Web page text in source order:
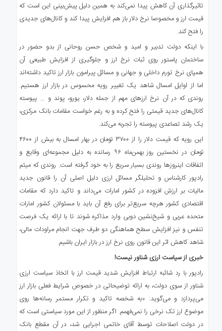
تاثیرگذاری آن کاهش پیدا نمی‌کند به همین دلیل پیش‌بینی این است که
قیمت ارز و مخصوصا نرخ دلار باز هم افزایش پیدا کند و کانال‌های جدیدی
را فتح کند.
با اینکه دولت تدبیر و امید و شخص حسن روحانی از بدو حضور در
ساختمان پاستور روی ثبات نرخ ارز و جلوگیری از افزایش طبیعی آن
همپای نرخ تورم داخلی و جهانی و مسائل پیرامون بازار ارز تاکید داشته‌اند
اما از اوایل امسال شاهد یک تغییر رویه محسوس در بازار ارز هستیم.
روندی که در آن نرخ ارزهای مهم از جمله دلار، یورو، پوند و … پیوسته
کانال‌های جدید قیمتی را فتح کرده و به رغم خواست مقامات بانک مرکزی،
یک رشد تصاعدی پیوسته را تجربه می‌کند.
این رویه که قیمت دلار را از ۳۷۰۰ تومان در بهار امسال به بیش از ۴۶۰۰
تومان در نخستین روز بهمن‌ماه ۹۶ رسانده به دلیل مجموعه‌ای وقایع و
اتفاقات اینروزها روندی بسیار سریع را به خود گرفته است. روندی که میثم
رادپور کارشناس و تحلیلگر مسائل ارزی دلیل اصلی آن را قانون جدید
مالیات بر ارزش افزوده در کشور امارات می‌داند و تاکید دارد که مقامات
اقتصادی کشور هرچه سریع‌تر برای رفع آن باید با مسئولان کشور امارات
متحده عربی و شیخ‌نشین دوبی وارد مذاکره شوند تا با ارائه یک فرصت
تنفس و نیز افزایش سطح هماهنگی دو طرف جهت انجام مراودات مالی،
شاهد کاهش اثر این قانون روی نرخ ارز در بازار ایران باشیم.
خبری از سیاست ارزی شناور نیست!
رادپور با رد شائبه ارتباط افزایش شدید قیمت ارز با اتخاذ سیاست ارزی
شناور از سوی دولت، به ارائه توضیحاتی در خصوص شرایط فعلی بازار ارز
می‌پردازد و می‌گوید: «به شخصه تاکید و تکرار مستمر رسانه‌ها روی
موضوع ارز تک نرخی را نمی‌فهمم. اگر منظور از این مورد سیاستی است که
در دولت اصلاحات توسط آقای خاتمی اجرایی شد، در آن مقطع بانک